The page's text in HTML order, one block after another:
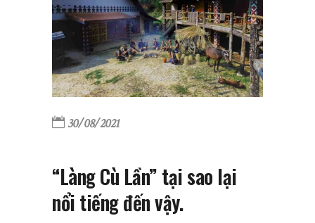
30/08/2021
“Làng Cù Lần” tại sao lại
nổi tiếng đến vậy.